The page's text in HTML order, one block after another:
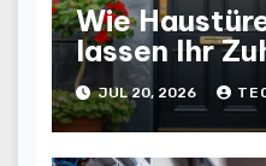
Wie
lassen Ihr
und
JUL 20, 2026